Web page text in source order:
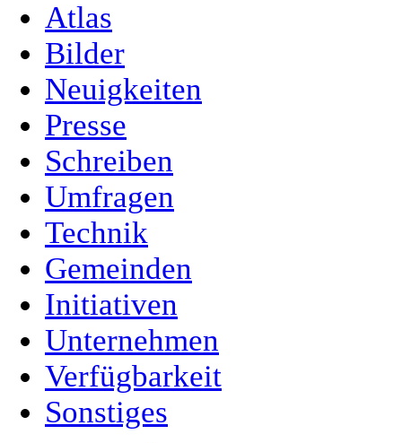
Atlas
Bilder
Neuigkeiten
Presse
Schreiben
Umfragen
Technik
Gemeinden
Initiativen
Unternehmen
Verfügbarkeit
Sonstiges